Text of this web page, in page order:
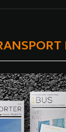
selbst in schwer
und die